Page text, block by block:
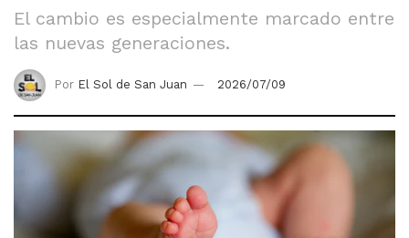
El cambio es especialmente marcado entre
las nuevas generaciones.
Por El Sol de San Juan 2026/07/09